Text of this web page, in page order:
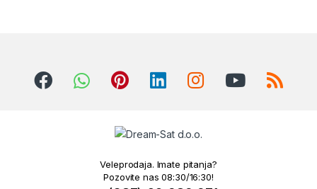
Veleprodaja. Imate pitanja?
Pozovite nas 08:30/16:30!